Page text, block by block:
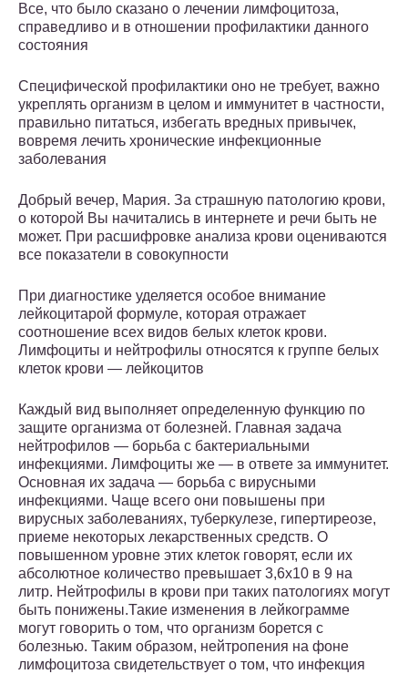
Все, что было сказано о лечении лимфоцитоза,
справедливо и в отношении профилактики данного
состояния
Специфической профилактики оно не требует, важно
укреплять организм в целом и иммунитет в частности,
правильно питаться, избегать вредных привычек,
вовремя лечить хронические инфекционные
заболевания
Добрый вечер, Мария. За страшную патологию крови,
о которой Вы начитались в интернете и речи быть не
может. При расшифровке анализа крови оцениваются
все показатели в совокупности
При диагностике уделяется особое внимание
лейкоцитарой формуле, которая отражает
соотношение всех видов белых клеток крови.
Лимфоциты и нейтрофилы относятся к группе белых
клеток крови — лейкоцитов
Каждый вид выполняет определенную функцию по
защите организма от болезней. Главная задача
нейтрофилов — борьба с бактериальными
инфекциями. Лимфоциты же — в ответе за иммунитет.
Основная их задача — борьба с вирусными
инфекциями. Чаще всего они повышены при
вирусных заболеваниях, туберкулезе, гипертиреозе,
приеме некоторых лекарственных средств. О
повышенном уровне этих клеток говорят, если их
абсолютное количество превышает 3,6х10 в 9 на
литр. Нейтрофилы в крови при таких патологиях могут
быть понижены.Такие изменения в лейкограмме
могут говорить о том, что организм борется с
болезнью. Таким образом, нейтропения на фоне
лимфоцитоза свидетельствует о том, что инфекция